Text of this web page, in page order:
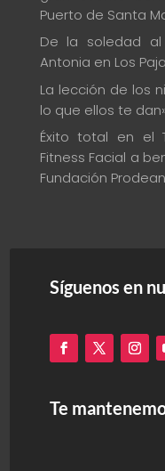
Puerto de Santa
De la soledad al
Antonia en Los
La lección de los
lo que ellos te
Éxito total en el
Fitness Facial a
Fundación Prodean
Síguenos en
Te